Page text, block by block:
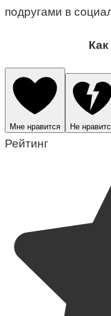
подругами в
Мне нравится Не
Рейтинг